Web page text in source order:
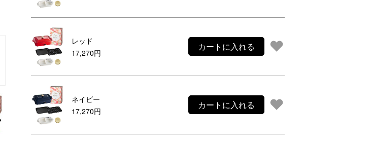
レッド
17,270円
カートに入れる
ネイビー
17,270円
カートに入れる